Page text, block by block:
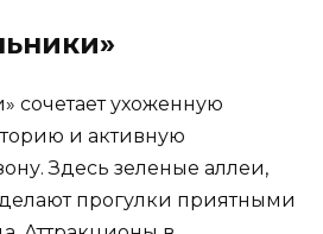
сочетает ухоженную
и активную
Здесь зеленые аллеи,
прогулки приятными